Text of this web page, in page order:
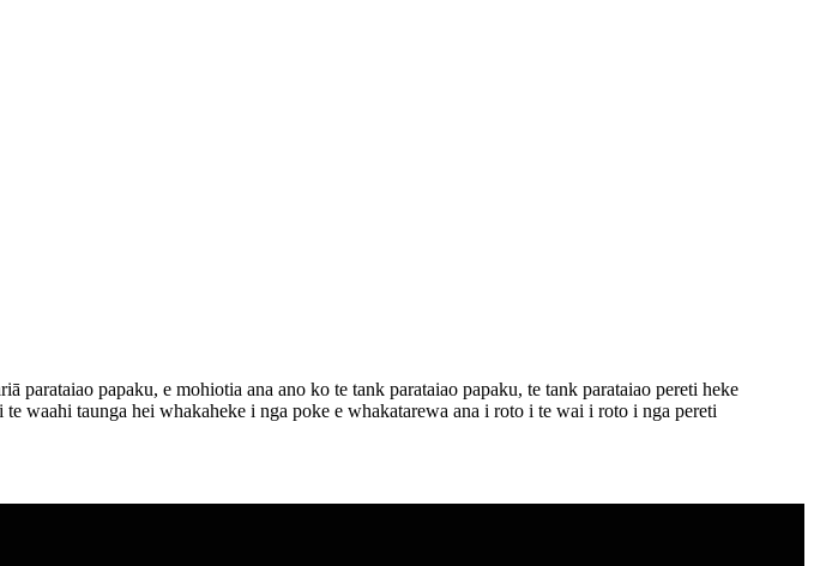
papaku, e mohiotia ana ano ko te tank parataiao papaku, te tank parataiao pereti heke
waahi taunga hei whakaheke i nga poke e whakatarewa ana i roto i te wai i roto i nga pereti